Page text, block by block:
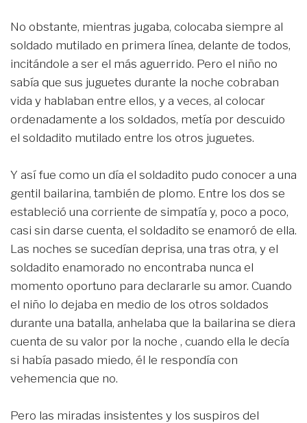
No obstante, mientras jugaba, colocaba siempre al
soldado mutilado en primera línea, delante de todos,
incitándole a ser el más aguerrido. Pero el niño no
sabía que sus juguetes durante la noche cobraban
vida y hablaban entre ellos, y a veces, al colocar
ordenadamente a los soldados, metía por descuido
el soldadito mutilado entre los otros juguetes.
Y así fue como un día el soldadito pudo conocer a una
gentil bailarina, también de plomo. Entre los dos se
estableció una corriente de simpatía y, poco a poco,
casi sin darse cuenta, el soldadito se enamoró de ella.
Las noches se sucedían deprisa, una tras otra, y el
soldadito enamorado no encontraba nunca el
momento oportuno para declararle su amor. Cuando
el niño lo dejaba en medio de los otros soldados
durante una batalla, anhelaba que la bailarina se diera
cuenta de su valor por la noche , cuando ella le decía
si había pasado miedo, él le respondía con
vehemencia que no.
Pero las miradas insistentes y los suspiros del